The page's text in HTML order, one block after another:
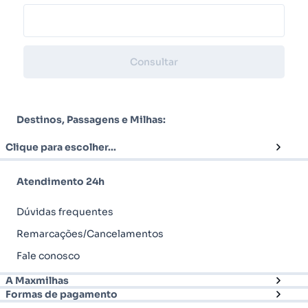
Consultar
Destinos, Passagens e Milhas:
Clique para escolher...
Atendimento 24h
Dúvidas frequentes
Remarcações/Cancelamentos
Fale conosco
A Maxmilhas
Formas de pagamento